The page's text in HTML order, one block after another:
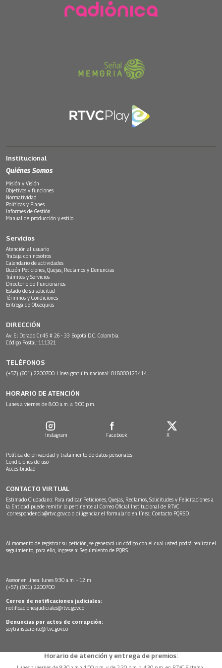
Institucional
Quiénes Somos
Misión y Visión
Objetivos y funciones
Normatividad
Políticas y Planes
Informes de Gestión
Manual de producción y estilo
Servicios
Atención al usuario
Trabaja con nosotros
Calendario de actividades
Buzón Peticiones, Quejas, Reclamos y Denuncias
Trámites y Servicios
Directorio de Funcionarios
Estado de su solicitud
Términos y Condiciones
Entrega de Obsequios
DIRECCIÓN
Av. El Dorado Cr.45 # 26 - 33 Bogotá D.C. Colombia.
Código Postal: 111321
TELÉFONOS
(+57) (601) 2200700. Línea gratuita nacional: 018000123414
HORARIO DE ATENCIÓN
Lunes a viernes de 8:00 a.m. a 5:00 p.m.
Instagram Facebook X
Política de privacidad y tratamiento de datos personales
Condiciones de uso
Accesibilidad
CONTACTO VIRTUAL
Estimado Ciudadano: Para radicar Peticiones, Quejas, Reclamos, Solicitudes y Felicitaciones a
la Entidad puede remitir lo pertinente al Correo Oficial Institucional de RTVC
correspondencia@rtvc.gov.co o diligenciar el formulario en línea: Contacto PQRSD.
Al momento de registrar su petición, se generará un código con el cual usted podrá realizar el
seguimiento, para ello, ingrese a: Seguimiento de PQRS
Asesor en línea: lunes 9:30 a.m. - 12 m
(+57) (601) 2200700
Correo de notificaciones judiciales:
notificacionesjudiciales@rtvc.gov.co
Denuncias por actos de corrupción:
soytransparente@rtvc.gov.co
Horario de atención y entrega de premios: